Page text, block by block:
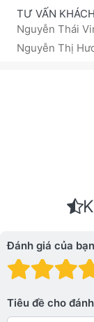
TƯ VẤN
Nguyễn Thái
Nguyễn Thị
Đánh giá của
Đánh
Tiêu đề cho